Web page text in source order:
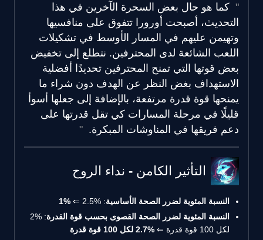
كما هو حال بعض السحرة الآخرين في هذا
التحديث، أصبحت أورورا تتفوق على منافسيها
وتهيمن عليهم في المسار الأوسط في تشكيلات
اللعب الشائعة لدى المحترفين. نتطلع إلى تخفيض
بعض قوتها التي تمنح المحترفين تحديدًا أفضلية
الاستهداف بغض النظر عن الهدف دون شراء ما
يمنحها قوة قدرة مرتفعة، بالإضافة إلى جعلها أسوأ
قليلًا في مرحلة المسارات كي تقل قدرتها على
دعم فريقها في المناوشات المبكرة.
التأثير الكامن - نداء الروح
النسبة المئوية لضرر الصحة الأساسية: 2.5% ⇐
1%
النسبة المئوية لضرر الصحة القصوى بحسب قوة القدرة : 2%
لكل 100 قوة قدرة ⇐
2.7% لكل 100 قوة قدرة